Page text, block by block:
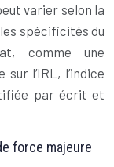
varier selon la
les spécificités du
comme une
l’IRL, l’indice
par écrit et
force majeure